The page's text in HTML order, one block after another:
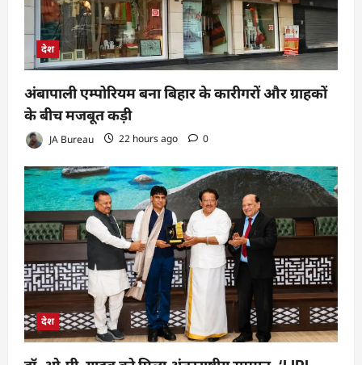
देश
अंबापाली एम्पोरियम बना बिहार के कारीगरों और ग्राहकों
के बीच मजबूत कड़ी
JA Bureau 22 hours ago 0
देश